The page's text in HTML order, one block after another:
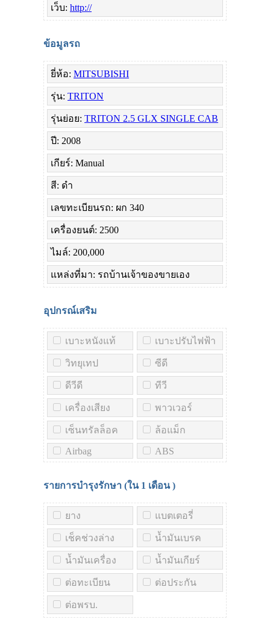
เว็บ: http://
ข้อมูลรถ
ยี่ห้อ: MITSUBISHI
รุ่น: TRITON
รุ่นย่อย: TRITON 2.5 GLX SINGLE CAB
ปี: 2008
เกียร์: Manual
สี: ดำ
เลขทะเบียนรถ: ผก 340
เครื่องยนต์: 2500
ไมล์: 200,000
แหล่งที่มา: รถบ้านเจ้าของขายเอง
อุปกรณ์เสริม
เบาะหนังแท้ เบาะปรับไฟฟ้า
วิทยุเทป ซีดี
ดีวีดี ทีวี
เครื่องเสียง พาวเวอร์
เซ็นทรัลล็อค ล้อแม็ก
Airbag ABS
รายการบำรุงรักษา (ใน 1 เดือน)
ยาง แบตเตอรี่
เช็คช่วงล่าง น้ำมันเบรค
น้ำมันเครื่อง น้ำมันเกียร์
ต่อทะเบียน ต่อประกัน
ต่อพรบ.